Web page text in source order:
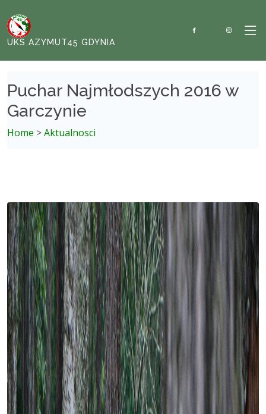
UKS AZYMUT45 GDYNIA
Puchar Najmłodszych 2016 w
Garczynie
Home >Aktualnosci